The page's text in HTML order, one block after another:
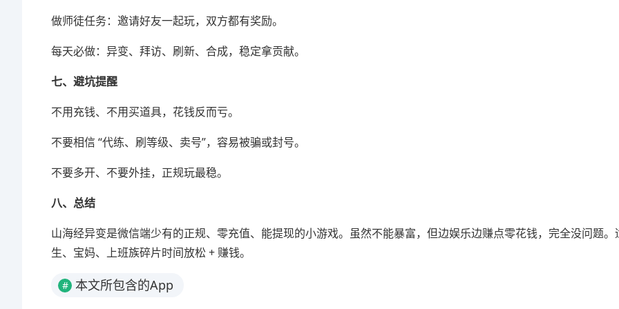
做师徒任务：邀请好友一起玩，双方都有奖励。
每天必做：异变、拜访、刷新、合成，稳定拿贡献。
七、避坑提醒
不用充钱、不用买道具，花钱反而亏。
不要相信 “代练、刷等级、卖号”，容易被骗或封号。
不要多开、不要外挂，正规玩最稳。
八、总结
山海经异变是微信端少有的正规、零充值、能提现的小游戏。虽然不能暴富，但边娱乐边赚点零花钱，完全没问题。
生、宝妈、上班族碎片时间放松 + 赚钱。
# 本文所包含的App